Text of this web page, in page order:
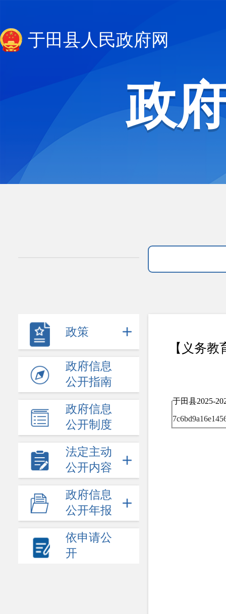
于田县人民政府网
政
政策
政府信息
公开指南
政府信息
公开制度
法定主动
公开内容
政府信息
公开年报
依申请公
开
【义务
于田县2025-